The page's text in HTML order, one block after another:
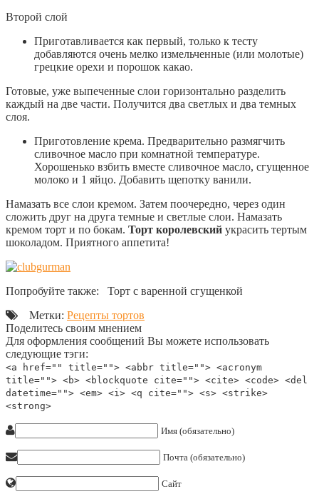
Второй слой
Приготавливается как первый, только к тесту
добавляются очень мелко измельченные (или молотые)
грецкие орехи и порошок какао.
Готовые, уже выпеченные слои горизонтально разделить
каждый на две части. Получится два светлых и два темных
слоя.
Приготовление крема. Предварительно размягчить
сливочное масло при комнатной температуре.
Хорошенько взбить вместе сливочное масло, сгущенное
молоко и 1 яйцо. Добавить щепотку ванили.
Намазать все слои кремом. Затем поочередно, через один
сложить друг на друга темные и светлые слои. Намазать
кремом торт и по бокам. Торт королевский украсить тертым
шоколадом. Приятного аппетита!
Попробуйте также: Торт с варенной сгущенкой
Метки: Рецепты тортов
Поделитесь своим мнением
Для оформления сообщений Вы можете использовать
следующие тэги:
<a href="" title=""> <abbr title=""> <acronym
title=""> <b> <blockquote cite=""> <cite> <code> <del
datetime=""> <em> <i> <q cite=""> <s> <strike>
<strong>
Имя (обязательно)
Почта (обязательно)
Сайт